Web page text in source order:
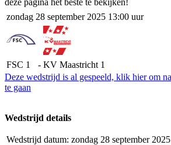
zondag 28 september 2025 13:00 uur
FSC 1 - KV Maastricht 1
Deze wedstrijd is al gespeeld, klik hier om
te gaan
Wedstrijd details
Wedstrijd datum: zondag 28 september 2025